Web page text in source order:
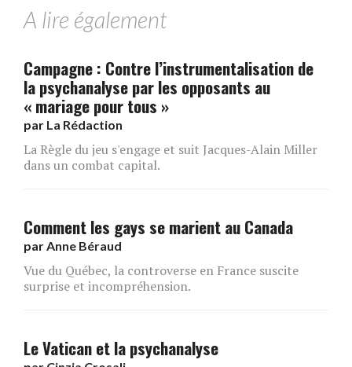
A lire également
Campagne : Contre l’instrumentalisation de
la psychanalyse par les opposants au
« mariage pour tous »
par La Rédaction
La Règle du jeu s'engage et suit Jacques-Alain Miller
dans un combat capital.
Comment les gays se marient au Canada
par Anne Béraud
Vue du Québec, la controverse en France suscite
surprise et incompréhension.
Le Vatican et la psychanalyse